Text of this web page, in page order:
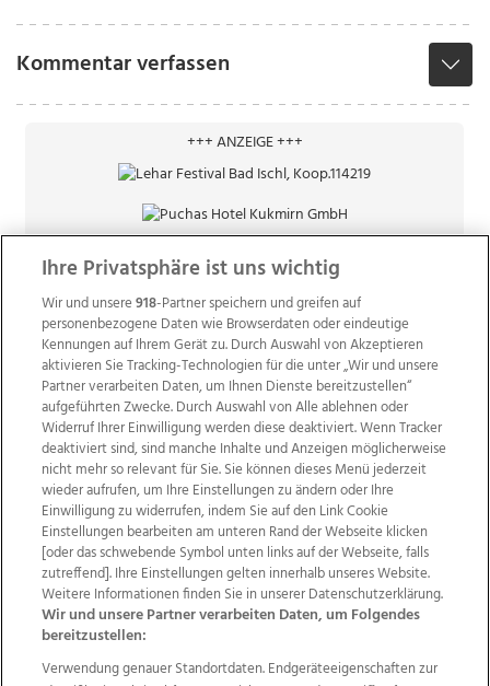
Kommentar verfassen
+++ ANZEIGE +++
Wir über uns Mediadaten Kontakt
Jobs
Datenschutz
Impressum
AGB Anzeigekunden
AGB Website
Ehrenkodex Politische Werbung
Ihre Privatsphäre ist uns wichtig
Wir und unsere918-Partner speichern und greifen auf
personenbezogene Daten wie Browserdaten oder eindeutige
Kennungen auf Ihrem Gerät zu. Durch Auswahl von Akzeptieren
aktivieren Sie Tracking-Technologien für die unter „Wir und unsere
Partner verarbeiten Daten, um Ihnen Dienste bereitzustellen“
aufgeführten Zwecke. Durch Auswahl von Alle ablehnen oder
Widerruf Ihrer Einwilligung werden diese deaktiviert. Wenn Tracker
deaktiviert sind, sind manche Inhalte und Anzeigen möglicherweise
nicht mehr so relevant für Sie. Sie können dieses Menü jederzeit
wieder aufrufen, um Ihre Einstellungen zu ändern oder Ihre
Einwilligung zu widerrufen, indem Sie auf den Link Cookie
Einstellungen bearbeiten am unteren Rand der Webseite klicken
[oder das schwebende Symbol unten links auf der Webseite, falls
zutreffend]. Ihre Einstellungen gelten innerhalb unseres Website.
Weitere Informationen finden Sie in unserer Datenschutzerklärung.
Wir und unsere Partner verarbeiten Daten, um Folgendes
bereitzustellen:
Verwendung genauer Standortdaten. Endgeräteeigenschaften zur